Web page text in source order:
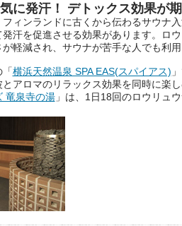
に発汗！ デトックス効果が
フィンランドに古くから伝わるサウナ
汗を促進させる効果があります。ロ
軽減され、サウナが苦手な人でも利用
横浜天然温泉 SPA EAS(スパイアス)
アロマのリラックス効果を同時に楽し
竜泉寺の湯」は、1日18回のロウリュ